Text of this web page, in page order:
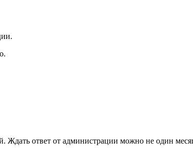
Ждать ответ от администрации можно не один